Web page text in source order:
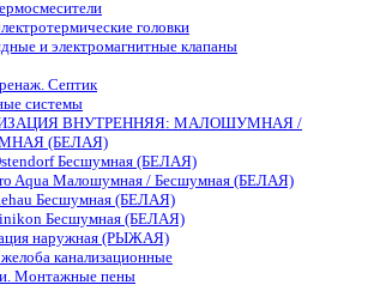
головки
и электромагнитные клапаны
Септик
системы
ВНУТРЕННЯЯ: МАЛОШУМНАЯ /
(БЕЛАЯ)
Бесшумная (БЕЛАЯ)
Aqua Малошумная / Бесшумная (БЕЛАЯ)
Бесшумная (БЕЛАЯ)
Бесшумная (БЕЛАЯ)
наружная (РЫЖАЯ)
канализационные
Монтажные пены